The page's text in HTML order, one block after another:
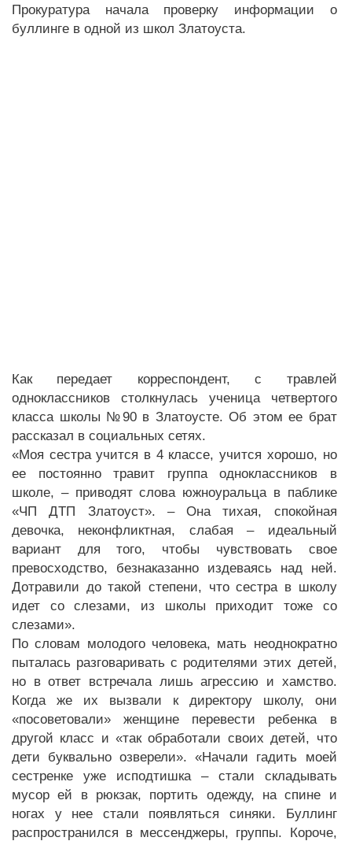
Прокуратура начала проверку информации о
буллинге в одной из школ Златоуста.
Как передает корреспондент, с травлей
одноклассников столкнулась ученица четвертого
класса школы №90 в Златоусте. Об этом ее брат
рассказал в социальных сетях.
«Моя сестра учится в 4 классе, учится хорошо, но
ее постоянно травит группа одноклассников в
школе, – приводят слова южноуральца в паблике
«ЧП ДТП Златоуст». – Она тихая, спокойная
девочка, неконфликтная, слабая – идеальный
вариант для того, чтобы чувствовать свое
превосходство, безнаказанно издеваясь над ней.
Дотравили до такой степени, что сестра в школу
идет со слезами, из школы приходит тоже со
слезами».
По словам молодого человека, мать неоднократно
пыталась разговаривать с родителями этих детей,
но в ответ встречала лишь агрессию и хамство.
Когда же их вызвали к директору школу, они
«посоветовали» женщине перевести ребенка в
другой класс и «так обработали своих детей, что
дети буквально озверели». «Начали гадить моей
сестренке уже исподтишка – стали складывать
мусор ей в рюкзак, портить одежду, на спине и
ногах у нее стали появляться синяки. Буллинг
распространился в мессенджеры, группы. Короче,